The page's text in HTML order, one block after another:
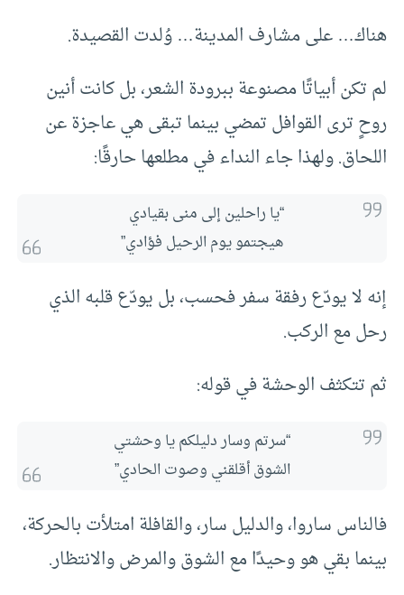
هناك… على مشارف المدينة… وُلدت القصيدة.
لم تكن أبياتًا مصنوعة ببرودة الشعر، بل كانت أنين
روحٍ ترى القوافل تمضي بينما تبقى هي عاجزة عن
اللحاق. ولهذا جاء النداء في مطلعها حارقًا:
“يا راحلين إلى منى بقيادي
هيجتمو يوم الرحيل فؤادي”
إنه لا يودّع رفقة سفر فحسب، بل يودّع قلبه الذي
رحل مع الركب.
ثم تتكثف الوحشة في قوله:
“سرتم وسار دليلكم يا وحشتي
الشوق أقلقني وصوت الحادي”
فالناس ساروا، والدليل سار، والقافلة امتلأت بالحركة،
بينما بقي هو وحيدًا مع الشوق والمرض والانتظار.